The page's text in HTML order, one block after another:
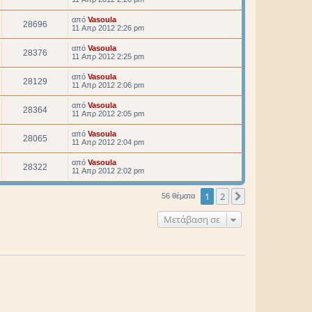
28696 από Vasoula
11 Απρ 2012 2:26 pm
28376 από Vasoula
11 Απρ 2012 2:25 pm
28129 από Vasoula
11 Απρ 2012 2:06 pm
28364 από Vasoula
11 Απρ 2012 2:05 pm
28065 από Vasoula
11 Απρ 2012 2:04 pm
28322 από Vasoula
11 Απρ 2012 2:02 pm
56 θέματα 1 2
Μετάβαση σε